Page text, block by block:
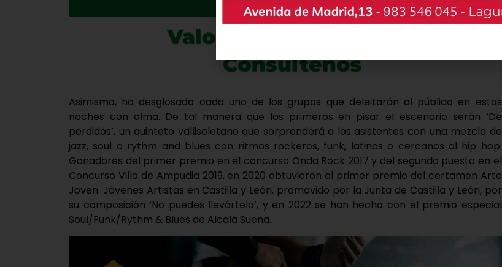
Asimismo, ha desglosado cada uno de los grupos que deleitarán al público en estas
noches con alma. De tal manera que los primeros en pisar el escenario serán ‘De
perdidos’, un quinteto vallisoletano que sorprenderá a los asistentes con una mezcla de
jazz, soul o rythm and blues con ritmos rockeros, funk, latinos o cercanos al hip hop.
Ganadores del primer premio en el concurso Onda Rock 2017 y del segundo puesto en el
Concurso Villa de Ampudia 2019, en 2020 obtuvieron el primer premio del certamen Arte
Joven: Jóvenes Artistas en Castilla y León, promovido por la Junta de Castilla y León, por
su composición ‘No puedes llevártelo’, y en 2022 se han hecho con el premio especial
Soul/Funk/Rythm & Blues de Alcalá Suena.